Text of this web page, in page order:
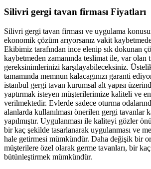
Silivri gergi tavan firması Fiyatları
Silivri gergi tavan firması ve uygulama
ekonomik çözüm arıyorsanız vakit
Ekibimiz tarafından ince elenip sık dokunan
kaybetmeden zamanında teslimat ile, var olan
gereksinimlerinizi karşılayabileceksiniz.
tamamında memnun kalacagınızı garanti
istanbul gergi tavan kurumsal alt yapısı
yaptırmak isteyen müşterilerimize kaliteli ve
verilmektedir. Evlerde sadece oturma
alanlarda kullanılması önerilen gergi tavanlar
yapılmıştır. Uygulanması ile kaliteyi gözler
bir kaç şekilde tasarlanarak uygulanması ve
hale getirmesi mümkündür. Daha değişik bir
müşterilere özel olarak germe tavanları, bir
bütünleştirmek mümkündür.